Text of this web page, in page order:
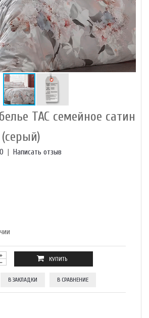
TAC семейное сатин
Написать отзыв
В ЗАКЛАДКИ В СРАВНЕНИЕ